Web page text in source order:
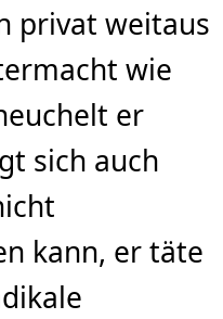
privat weitaus
wie
er
sich auch
kann, er täte